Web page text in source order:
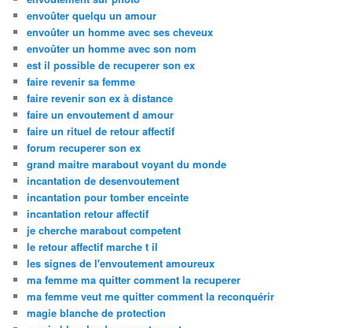
envoûter quelqu un amour
envoûter un homme avec ses cheveux
envoûter un homme avec son nom
est il possible de recuperer son ex
faire revenir sa femme
faire revenir son ex à distance
faire un envoutement d amour
faire un rituel de retour affectif
forum recuperer son ex
grand maitre marabout voyant du monde
incantation de desenvoutement
incantation pour tomber enceinte
incantation retour affectif
je cherche marabout competent
le retour affectif marche t il
les signes de l'envoutement amoureux
ma femme ma quitter comment la recuperer
ma femme veut me quitter comment la reconquérir
magie blanche de protection